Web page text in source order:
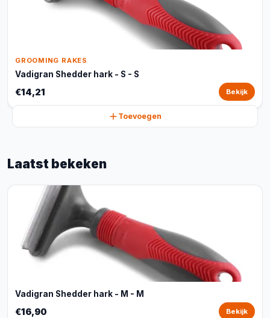
GROOMING RAKES
Vadigran Shedder hark - S - S
€14,21 Bekijk
Toevoegen
Laatst bekeken
Vadigran Shedder hark - M - M
€16,90 Bekijk